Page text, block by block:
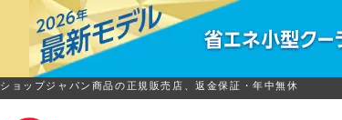
ショップジャパン商品の正規販売店、返金保証・年中無休